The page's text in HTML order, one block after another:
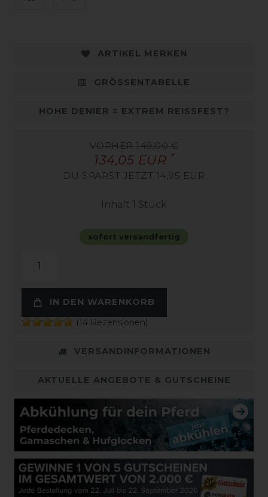
ARTIKEL MERKEN
GRÖSSENTABELLE
HOHE DENIER = EXTREM REISSFEST?
VORHER 149,00 €
134,05 EUR *
DU SPARST JETZT 14,95 EUR
Inhalt 1 Stück
sofort versandfertig
IN DEN WARENKORB
(14 Rezensionen)
VERSANDINFORMATIONEN
AKTUELLE ANGEBOTE & GUTSCHEINE